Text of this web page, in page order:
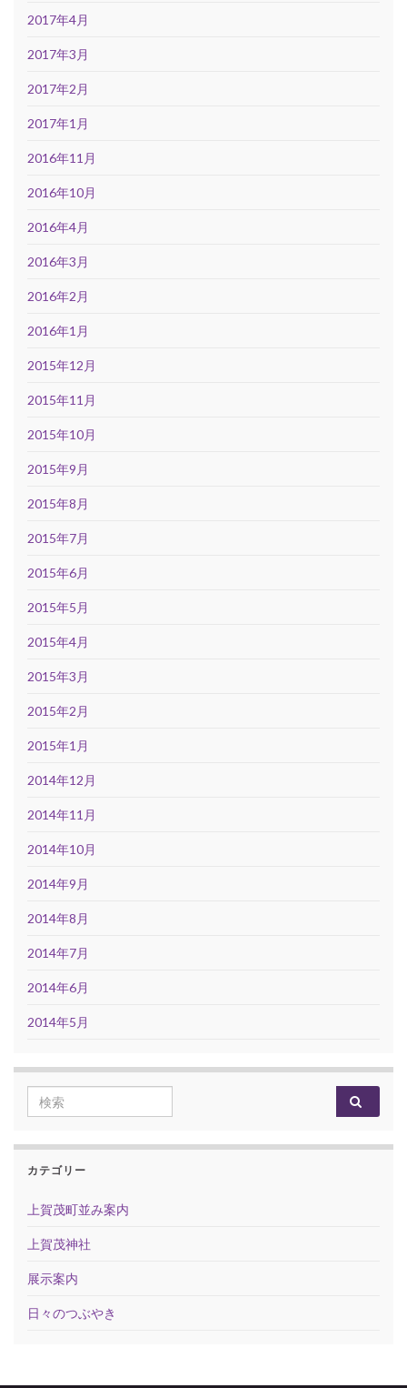
2017年4月
2017年3月
2017年2月
2017年1月
2016年11月
2016年10月
2016年4月
2016年3月
2016年2月
2016年1月
2015年12月
2015年11月
2015年10月
2015年9月
2015年8月
2015年7月
2015年6月
2015年5月
2015年4月
2015年3月
2015年2月
2015年1月
2014年12月
2014年11月
2014年10月
2014年9月
2014年8月
2014年7月
2014年6月
2014年5月
Search for:
カテゴリー
上賀茂町並み案内
上賀茂神社
展示案内
日々のつぶやき